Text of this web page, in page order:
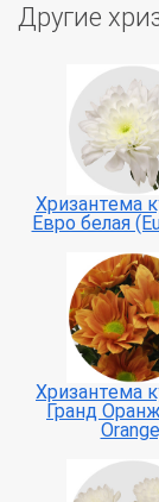
Другие
Хризантема
Евро белая
Хризантема
Гранд